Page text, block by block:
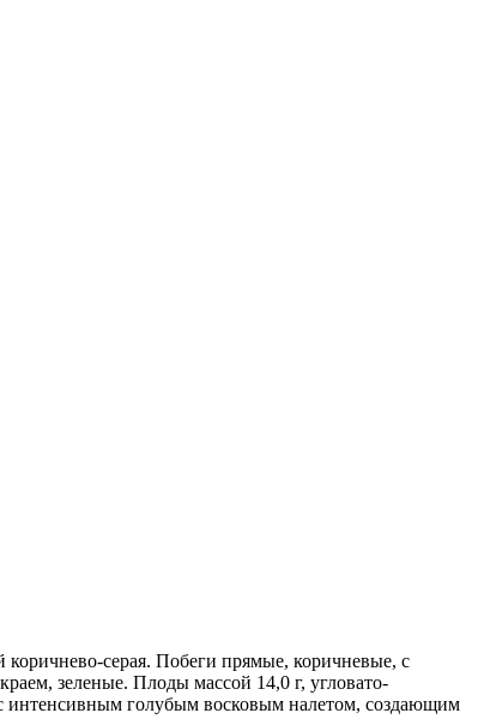
серая. Побеги прямые, коричневые, с
зеленые. Плоды массой 14,0 г, угловато-
интенсивным голубым восковым налетом, создающим